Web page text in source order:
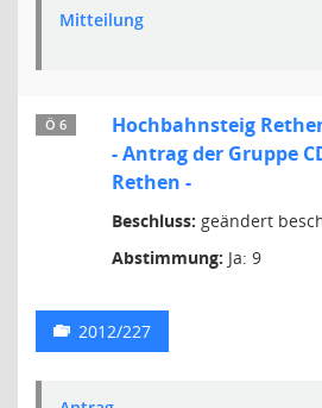
Mitteilung
Ö 6
Hochbahnsteig
- Antrag der Gruppe
Rethen -
Beschluss: geändert
Abstimmung: Ja: 9
2012/227